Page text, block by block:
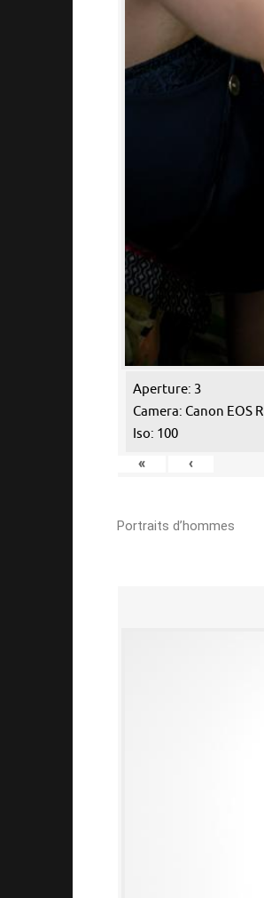
Aperture: 3
Camera: Canon EOS R
Iso: 100
«
‹
Portraits d’hommes